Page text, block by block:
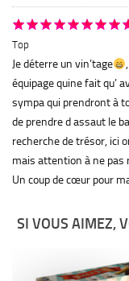
Top
Je déterre un vin’tage
équipage quine fait qu’
sympa qui prendront à
de prendre d assaut le
recherche de trésor, ici
mais attention à ne pas
Un coup de cœur pour
SI VOUS AIMEZ,